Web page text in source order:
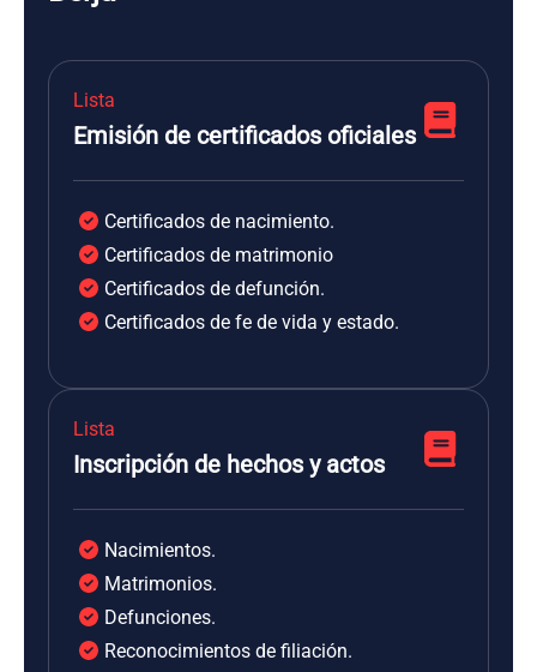
Lista
Emisión de certificados oficiales
Certificados de nacimiento.
Certificados de matrimonio
Certificados de defunción.
Certificados de fe de vida y estado.
Lista
Inscripción de hechos y actos
Nacimientos.
Matrimonios.
Defunciones.
Reconocimientos de filiación.